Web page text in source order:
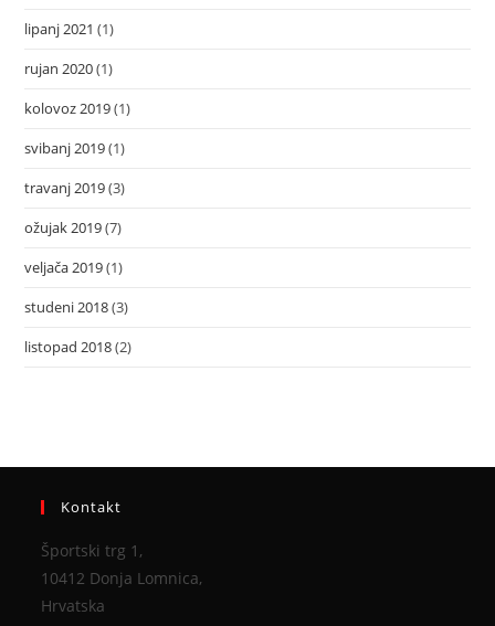
lipanj 2021 (1)
rujan 2020(1)
kolovoz 2019(1)
svibanj 2019(1)
travanj 2019(3)
ožujak 2019(7)
veljača 2019(1)
studeni 2018(3)
listopad 2018(2)
Kontakt
Športski trg 1,
10412 Donja Lomnica,
Hrvatska